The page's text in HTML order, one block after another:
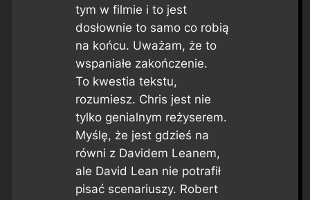
tym w filmie i to jest
dosłownie to samo co robią
na końcu. Uważam, że to
wspaniałe zakończenie.
To kwestia tekstu,
rozumiesz. Chris jest nie
tylko genialnym reżyserem.
Myślę, że jest gdzieś na
równi z Davidem Leanem,
ale David Lean nie potrafił
pisać scenariuszy. Robert